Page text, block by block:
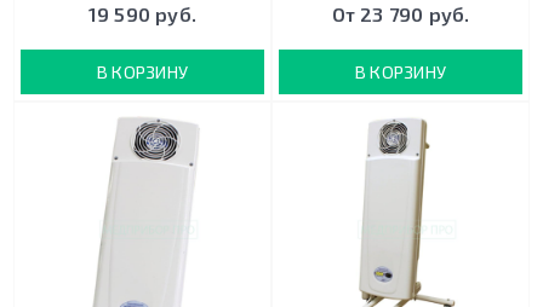
19 590 руб.
В КОРЗИНУ
От 23 790 руб.
В КОРЗИНУ